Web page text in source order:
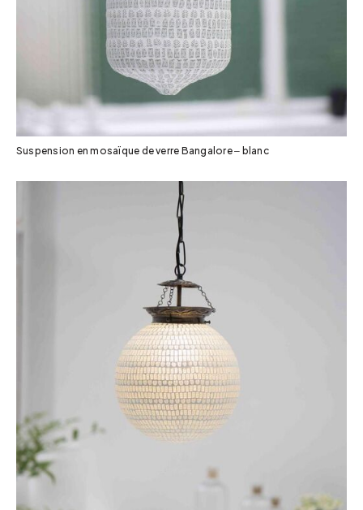
Suspension en mosaïque de verre Bangalore – blanc